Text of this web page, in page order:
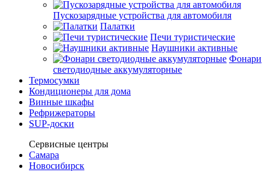
Пускозарядные устройства для автомобиля
Палатки
Печи туристические
Наушники активные
Фонари
светодиодные аккумуляторные
Термосумки
Кондиционеры для дома
Винные шкафы
Рефрижераторы
SUP-доски
Сервисные центры
Самара
Новосибирск